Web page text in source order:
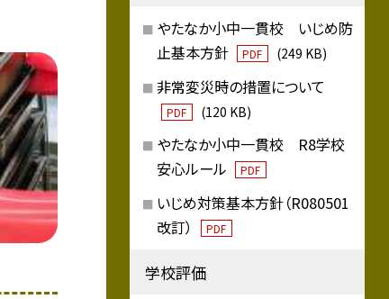
やたなか小中一貫校 いじめ防
止基本方針
PDF (249 KB)
非常変災時の措置について
PDF (120 KB)
やたなか小中一貫校 R8学校
安心ルール
PDF
いじめ対策基本方針（R080501
改訂）
PDF
学校評価